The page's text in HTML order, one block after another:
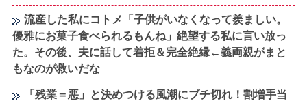
流産した私にコトメ「子供がいなくなって羨ましい。
優雅にお菓子食べられるもんね」絶望する私に言い放っ
た。その後、夫に話して着拒＆完全絶縁←義両親がまと
もなのが救いだな
「残業＝悪」と決めつける風潮にブチ切れ！割増手当